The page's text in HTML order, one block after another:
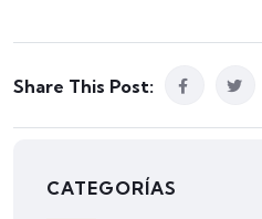
Share This Post:
CATEGORÍAS